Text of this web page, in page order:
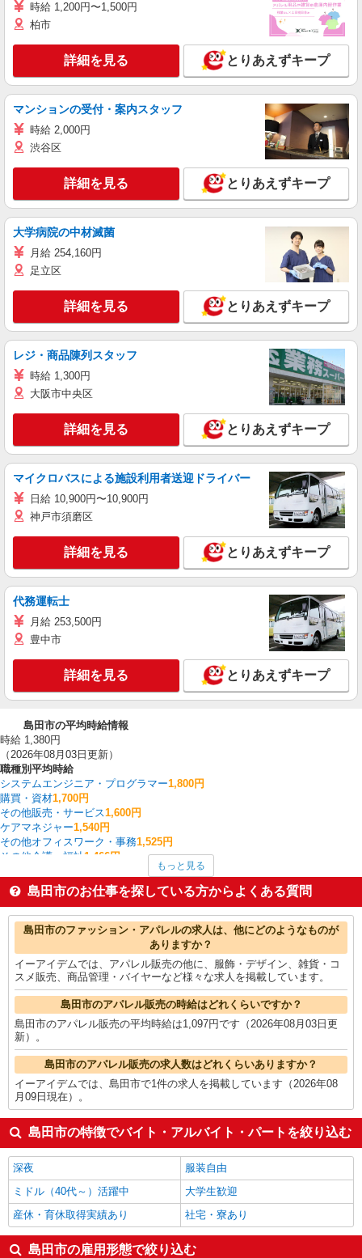
時給 1,200円〜1,500円
柏市
詳細を見る とりあえずキープ
マンションの受付・案内スタッフ
時給 2,000円
渋谷区
詳細を見る とりあえずキープ
大学病院の中材滅菌
月給 254,160円
足立区
詳細を見る とりあえずキープ
レジ・商品陳列スタッフ
時給 1,300円
大阪市中央区
詳細を見る とりあえずキープ
マイクロバスによる施設利用者送迎ドライバー
日給 10,900円〜10,900円
神戸市須磨区
詳細を見る とりあえずキープ
代務運転士
月給 253,500円
豊中市
詳細を見る とりあえずキープ
島田市の平均時給情報
時給 1,380円
（2026年08月03日更新）
職種別平均時給
システムエンジニア・プログラマー1,800円
購買・資材1,700円
その他販売・サービス1,600円
ケアマネジャー1,540円
その他オフィスワーク・事務1,525円
その他介護・福祉 1,466円
製造・組立・加工1,415円
介護職・ヘルパー1,411円
経理・人事・労務・総務・法務1,397円
島田市の他の職種の平均時給を見る
もっと見る
島田市のお仕事を探している方からよくある質問
島田市のファッション・アパレルの求人は、他にどのようなものが
ありますか？
イーアイデムでは、アパレル販売の他に、服飾・デザイン、雑貨・コ
スメ販売、商品管理・バイヤーなど様々な求人を掲載しています。
島田市のアパレル販売の時給はどれくらいですか？
島田市のアパレル販売の平均時給は1,097円です（2026年08月03日更
新）。
島田市のアパレル販売の求人数はどれくらいありますか？
イーアイデムでは、島田市で1件の求人を掲載しています（2026年08
月09日現在）。
島田市の特徴でバイト・アルバイト・パートを絞り込む
深夜
服装自由
ミドル（40代～）活躍中
大学生歓迎
産休・育休取得実績あり
社宅・寮あり
島田市の雇用形態で絞り込む